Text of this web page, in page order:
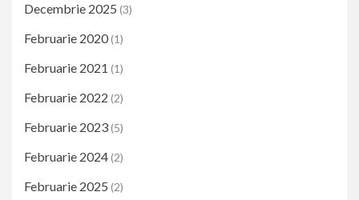
Decembrie 2025 (3)
Februarie 2020(1)
Februarie 2021 (1)
Februarie 2022 (2)
Februarie 2023(5)
Februarie 2024(2)
Februarie 2025 (2)